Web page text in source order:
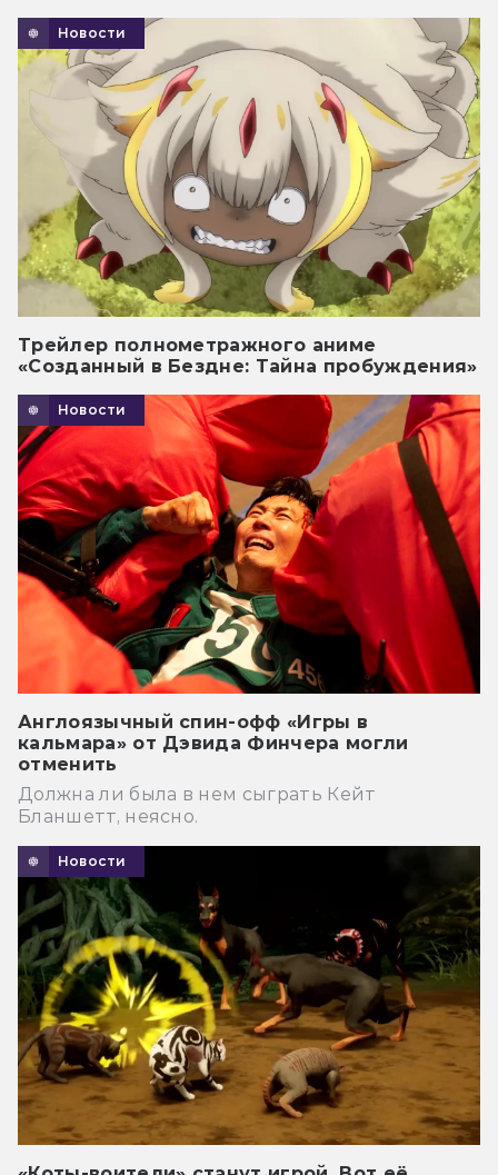
Новости
Трейлер полнометражного аниме
«Созданный в Бездне: Тайна пробуждения»
Новости
Англоязычный спин-офф «Игры в
кальмара» от Дэвида Финчера могли
отменить
Должна ли была в нем сыграть Кейт
Бланшетт, неясно.
Новости